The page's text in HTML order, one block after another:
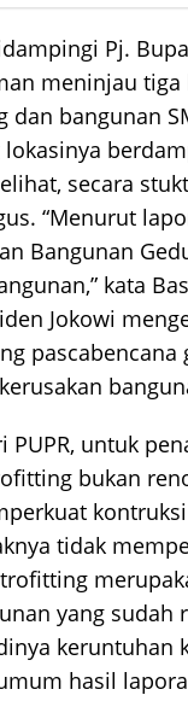
Pj.
meninjau tiga
dan bangunan
lokasinya
secara
“Menurut
Bangunan
kata
Jokowi
pascabencana
untuk
bukan
tidak
yang sudah
keruntuhan
hasil